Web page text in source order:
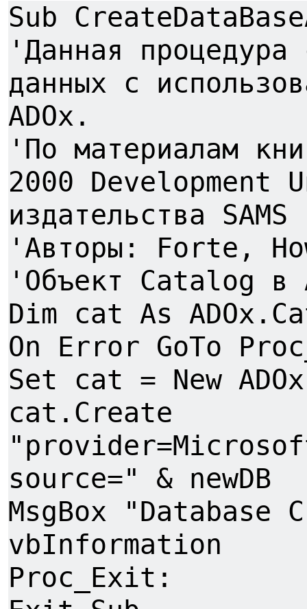
Sub
'Данная процедура
данных с
ADOx.
'По материалам
2000 Development
издательства SAMS
'Авторы: Forte,
'Объект Catalog в
Dim cat As
On Error GoTo
Set cat = New
cat.Create
source=" & newDB
MsgBox "Database
vbInformation
Proc_Exit: